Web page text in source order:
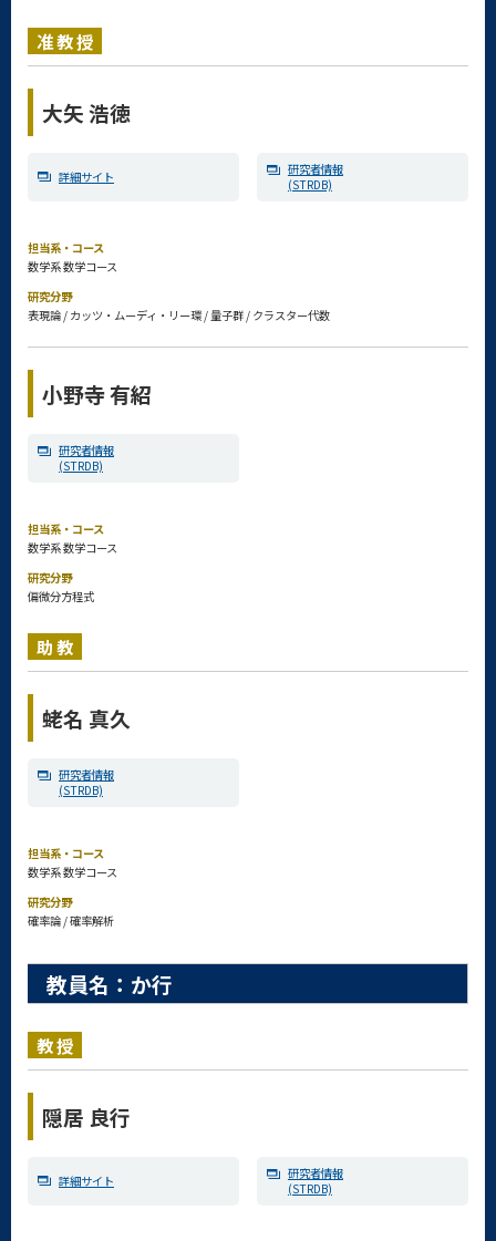
准教授
大矢 浩徳
詳細サイト
研究者情報
(STRDB)
担当系・コース
数学系 数学コース
研究分野
表現論 / カッツ・ムーディ・リー環 / 量子群 / クラスター代数
小野寺 有紹
研究者情報
(STRDB)
担当系・コース
数学系 数学コース
研究分野
偏微分方程式
助教
蛯名 真久
研究者情報
(STRDB)
担当系・コース
数学系 数学コース
研究分野
確率論 / 確率解析
教員名：か行
教授
隠居 良行
詳細サイト
研究者情報
(STRDB)